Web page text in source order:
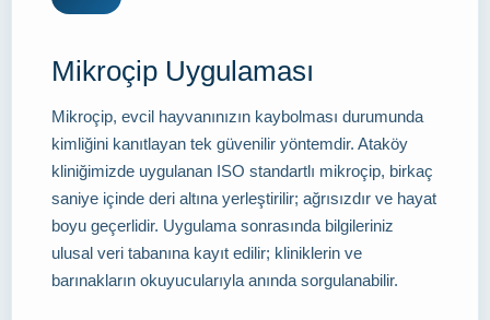
Mikroçip Uygulaması
Mikroçip, evcil hayvanınızın kaybolması durumunda
kimliğini kanıtlayan tek güvenilir yöntemdir. Ataköy
kliniğimizde uygulanan ISO standartlı mikroçip, birkaç
saniye içinde deri altına yerleştirilir; ağrısızdır ve hayat
boyu geçerlidir. Uygulama sonrasında bilgileriniz
ulusal veri tabanına kayıt edilir; kliniklerin ve
barınakların okuyucularıyla anında sorgulanabilir.